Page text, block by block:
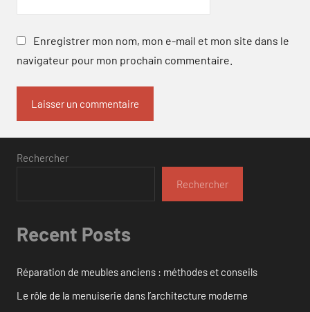
Enregistrer mon nom, mon e-mail et mon site dans le
navigateur pour mon prochain commentaire.
Rechercher
Rechercher
Recent Posts
Réparation de meubles anciens : méthodes et conseils
Le rôle de la menuiserie dans l’architecture moderne